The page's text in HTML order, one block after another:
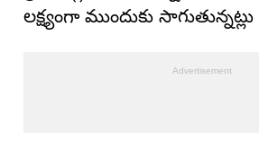
లక్ష్యంగా ముందుకు